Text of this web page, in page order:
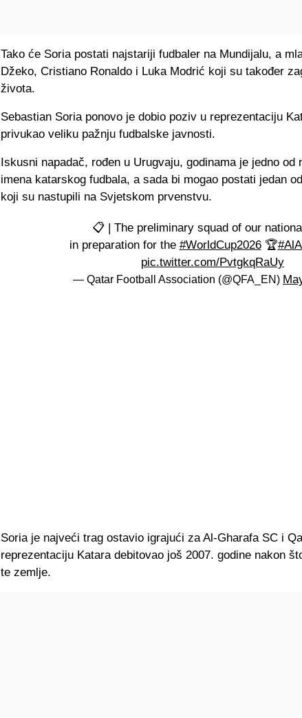
Tako će Soria postati najstariji fudbaler na Mundijalu, a
Džeko, Cristiano Ronaldo i Luka Modrić koji su također
života.
Sebastian Soria ponovo je dobio poziv u reprezentaciju
privukao veliku pažnju fudbalske javnosti.
Iskusni napadač, rođen u Urugvaju, godinama je jedno od
imena katarskog fudbala, a sada bi mogao postati jedan
koji su nastupili na Svjetskom prvenstvu.
📋 | The preliminary squad of our
in preparation for the #WorldCup2026🏆
pic.twitter.com/PvtgkqRaUy
— Qatar Football Association (@QFA_EN)
Soria je najveći trag ostavio igrajući za Al-Gharafa SC i
reprezentaciju Katara debitovao još 2007. godine nakon
te zemlje.